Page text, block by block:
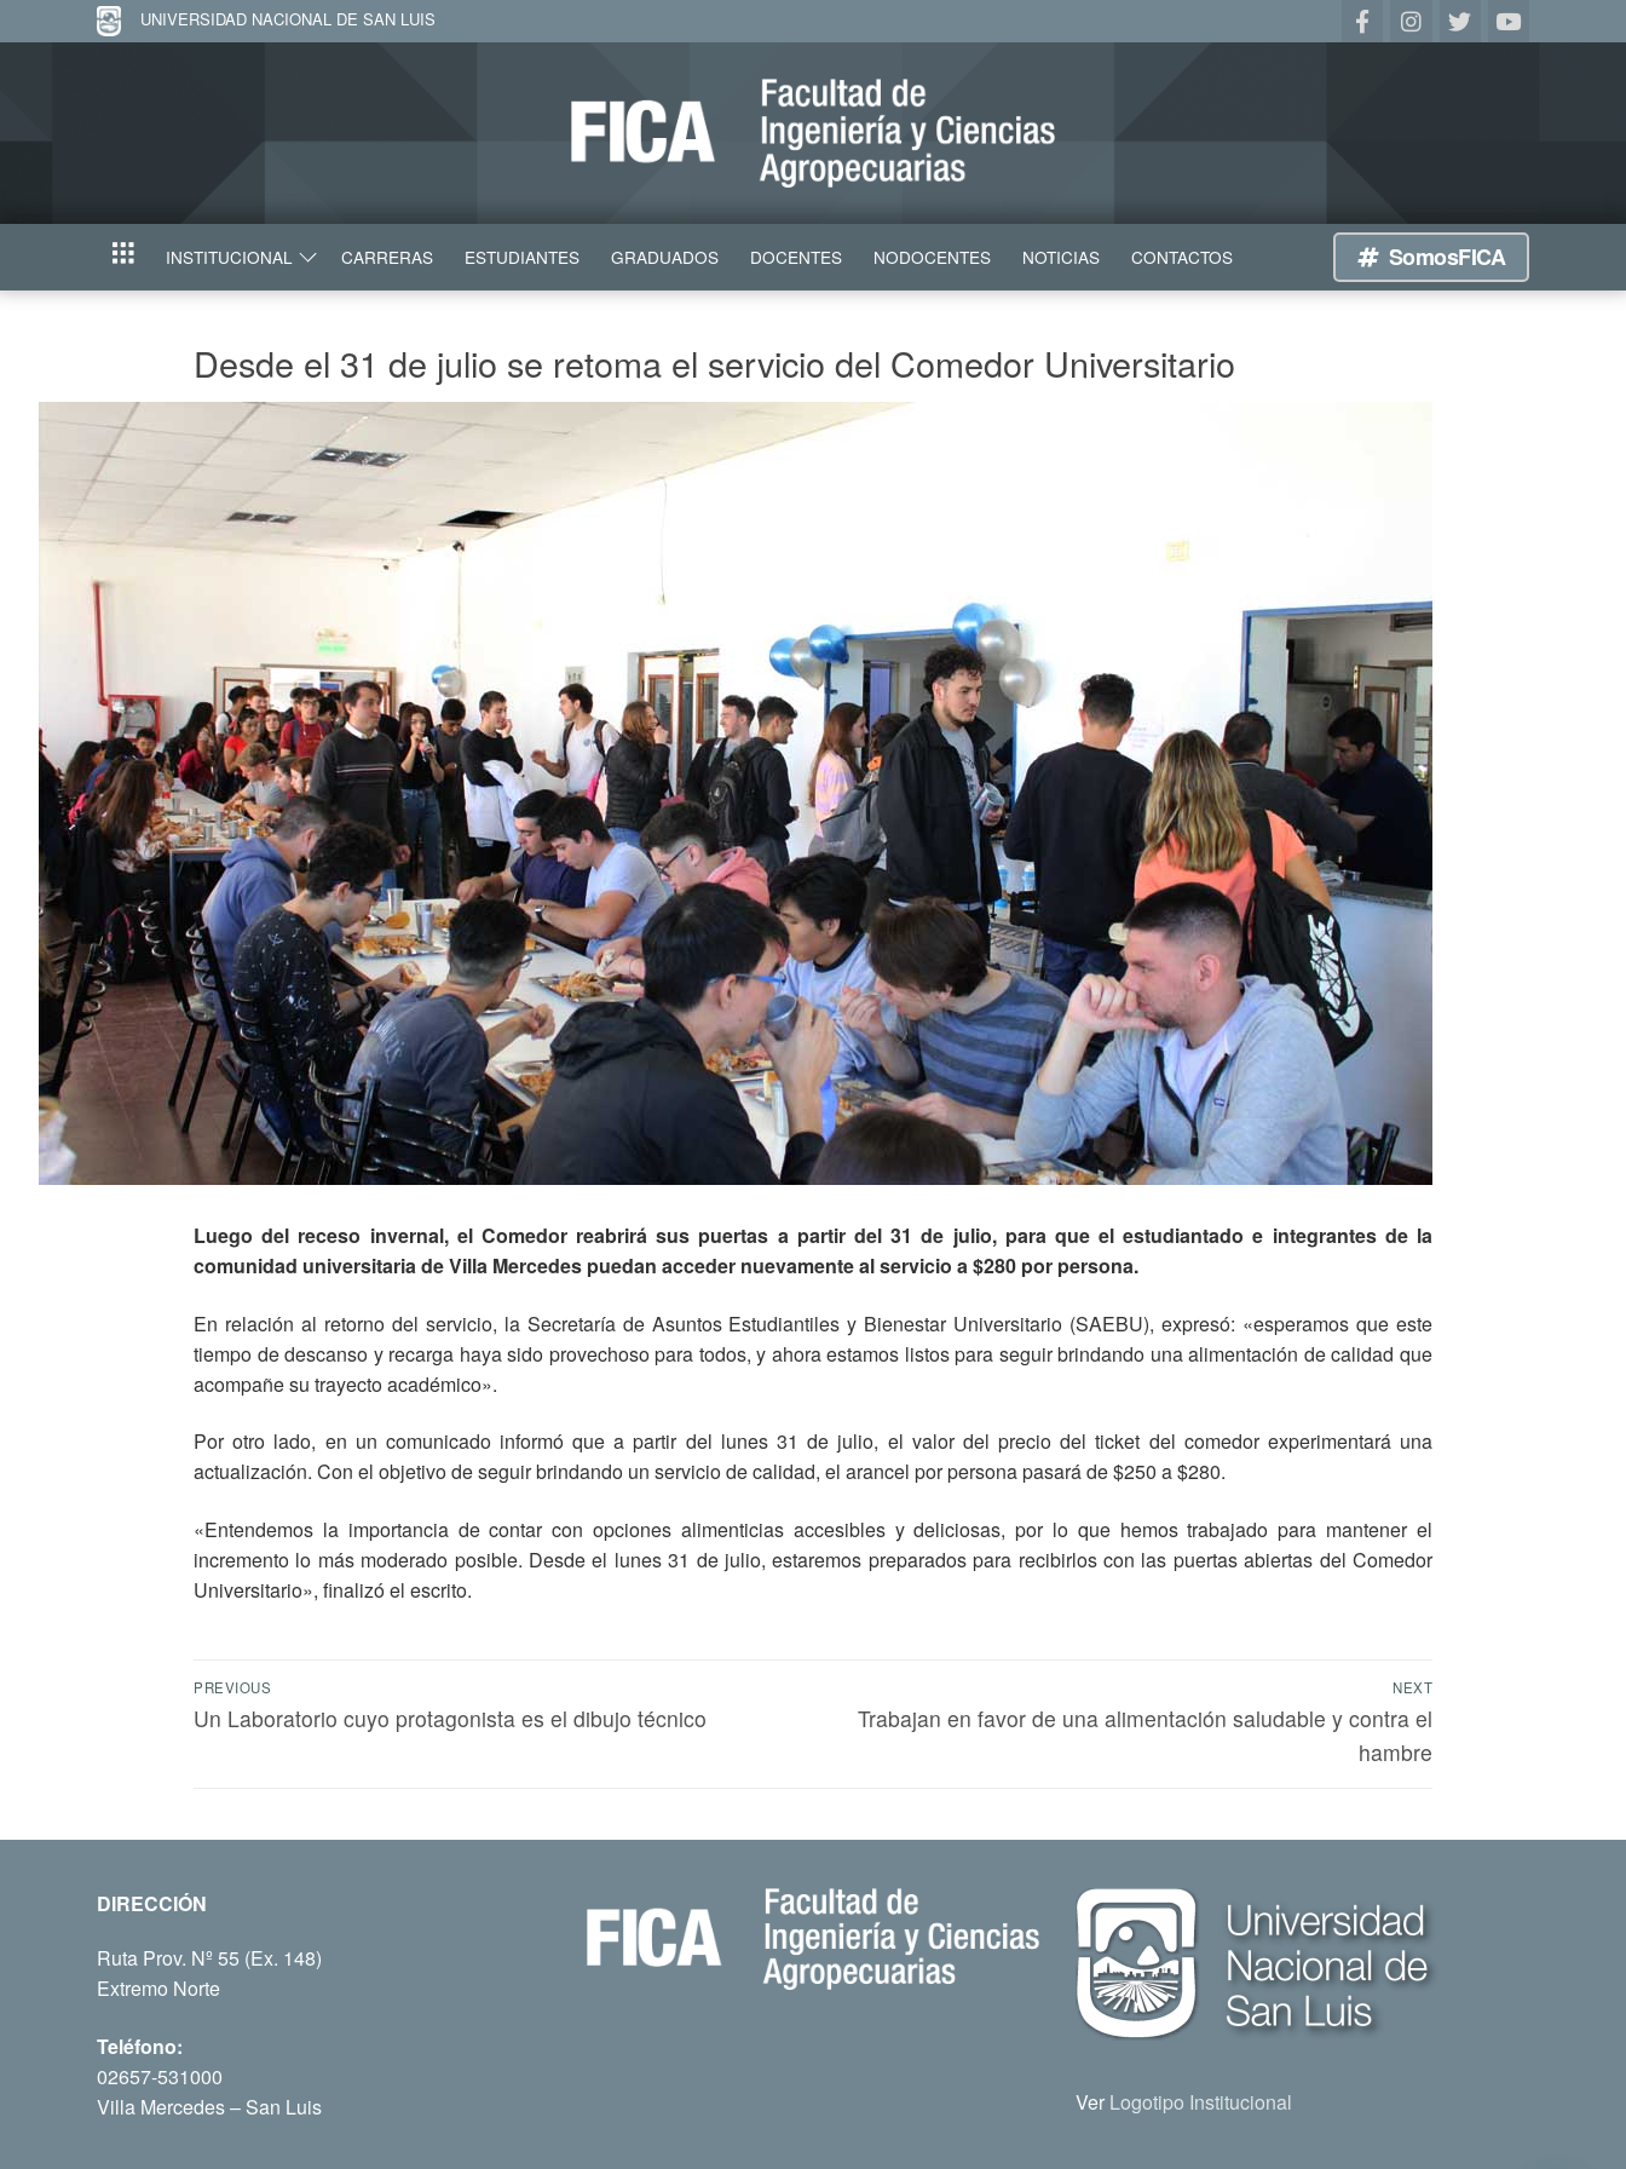
UNIVERSIDAD NACIONAL DE SAN LUIS
INICIO INSTITUCIONAL CARRERAS ESTUDIANTES GRADUADOS DOCENTES NODOCENTES NOTICIAS CONTACTOS SomosFICA
Desde el 31 de julio se retoma el servicio del Comedor Universitario
Luego del receso invernal, el Comedor reabrirá sus puertas a partir del 31 de julio, para que el estudiantado e integrantes de la
comunidad universitaria de Villa Mercedes puedan acceder nuevamente al servicio a $280 por persona.
En relación al retorno del servicio, la Secretaría de Asuntos Estudiantiles y Bienestar Universitario (SAEBU), expresó: «esperamos que este
tiempo de descanso y recarga haya sido provechoso para todos, y ahora estamos listos para seguir brindando una alimentación de calidad que
acompañe su trayecto académico».
Por otro lado, en un comunicado informó que a partir del lunes 31 de julio, el valor del precio del ticket del comedor experimentará una
actualización. Con el objetivo de seguir brindando un servicio de calidad, el arancel por persona pasará de $250 a $280.
«Entendemos la importancia de contar con opciones alimenticias accesibles y deliciosas, por lo que hemos trabajado para mantener el
incremento lo más moderado posible. Desde el lunes 31 de julio, estaremos preparados para recibirlos con las puertas abiertas del Comedor
Universitario», finalizó el escrito.
PREVIOUS
Un Laboratorio cuyo protagonista es el dibujo técnico
NEXT
Trabajan en favor de una alimentación saludable y contra el
hambre
DIRECCIÓN
Ruta Prov. Nº 55 (Ex. 148)
Extremo Norte
Teléfono:
02657-531000
Villa Mercedes – San Luis
Ver Logotipo Institucional